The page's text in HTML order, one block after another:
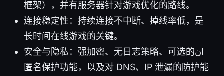
框架），并有服务器针对游戏优化的路线。
连接稳定性：持续连接不中断、掉线率低，是
长时间在线游戏的关键。
安全与隐私：强加密、无日志策略、可选的ان
匿名保护功能，以及对 DNS、IP 泄漏的防护能